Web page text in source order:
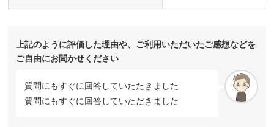
上記のように評価した理由や、ご利用いただいたご感想などを
ご自由にお聞かせください
質問にもすぐに回答していただきました
質問にもすぐに回答していただきました